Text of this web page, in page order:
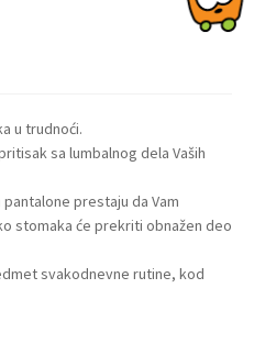
u trudnoći.
sa lumbalnog dela Vaših
prestaju da Vam
stomaka će prekriti obnažen deo
svakodnevne rutine, kod